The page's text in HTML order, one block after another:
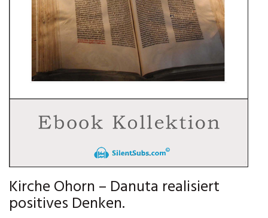
Kirche Ohorn – Danuta realisiert
positives Denken.